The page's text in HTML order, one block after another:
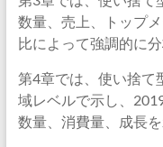
数量、売上、トップ
比によって強調的に分
第4章では、使い捨て
域レベルで示し、
数量、消費量、成長を